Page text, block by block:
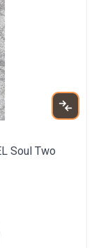
Soul Two